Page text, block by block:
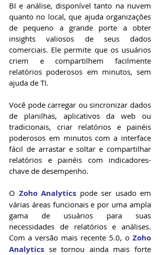
BI e análise, disponível tanto na nuvem
quanto no local, que ajuda organizações
de pequeno a grande porte a obter
insights valiosos de seus dados
comerciais. Ele permite que os usuários
criem e compartilhem facilmente
relatórios poderosos em minutos, sem
ajuda de TI.
Você pode carregar ou sincronizar dados
de planilhas, aplicativos da web ou
tradicionais, criar relatórios e painéis
poderosos em minutos com a interface
fácil de arrastar e soltar e compartilhar
relatórios e painéis com indicadores-
chave de desempenho.
O Zoho Analytics pode ser usado em
várias áreas funcionais e por uma ampla
gama de usuários para suas
necessidades de relatórios e análises.
Com a versão mais recente 5.0, o Zoho
Analytics se tornou ainda mais forte